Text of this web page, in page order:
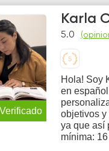
Karla
5.0 (
Hola! Soy
en
objetivos y
ya que así
mínima:
Th
6
Fr
7
10:00